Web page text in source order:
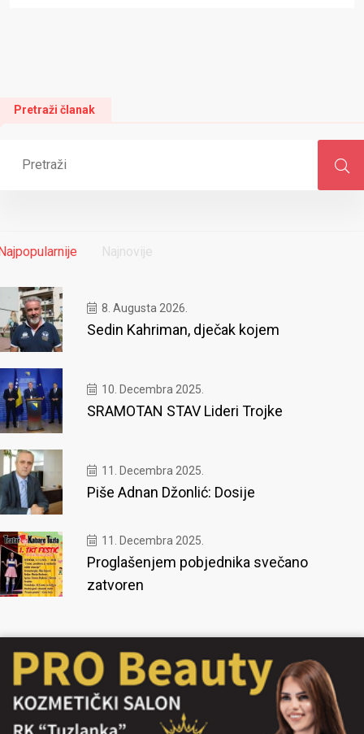
Pretraži članak
Najnovije
8. Augusta 2026.
Sedin Kahriman, dječak kojem
10. Decembra 2025.
SRAMOTAN STAV Lideri Trojke
11. Decembra 2025.
Piše Adnan Džonlić: Dosije
11. Decembra 2025.
Proglašenjem pobjednika svečano
zatvoren